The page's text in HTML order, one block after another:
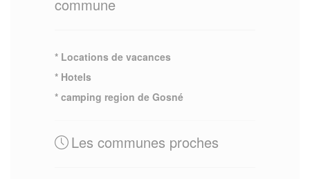
commune
* Locations de vacances
* Hotels
* camping region de Gosné
Les communes proches